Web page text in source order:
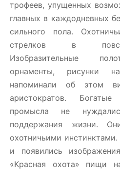
трофеев, упущенных
главных в каждодневных
сильного пола.
стрелков в
Изобразительные
орнаменты, рисунки
напоминали об этом
аристократов.
промысла не
поддержания жизни.
охотничьими
и появились
«Красная охота» пищи